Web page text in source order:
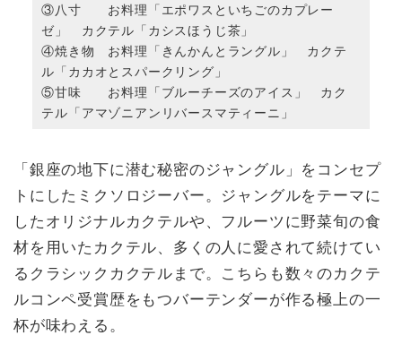
③八寸 お料理「エポワスといちごのカプレー
ゼ」 カクテル「カシスほうじ茶」
④焼き物 お料理「きんかんとラングル」 カクテ
ル「カカオとスパークリング」
⑤甘味 お料理「ブルーチーズのアイス」 カク
テル「アマゾニアンリバースマティーニ」
「銀座の地下に潜む秘密のジャングル」をコンセプ
トにしたミクソロジーバー。ジャングルをテーマに
したオリジナルカクテルや、フルーツに野菜旬の食
材を用いたカクテル、多くの人に愛されて続けてい
るクラシックカクテルまで。こちらも数々のカクテ
ルコンペ受賞歴をもつバーテンダーが作る極上の一
杯が味わえる。